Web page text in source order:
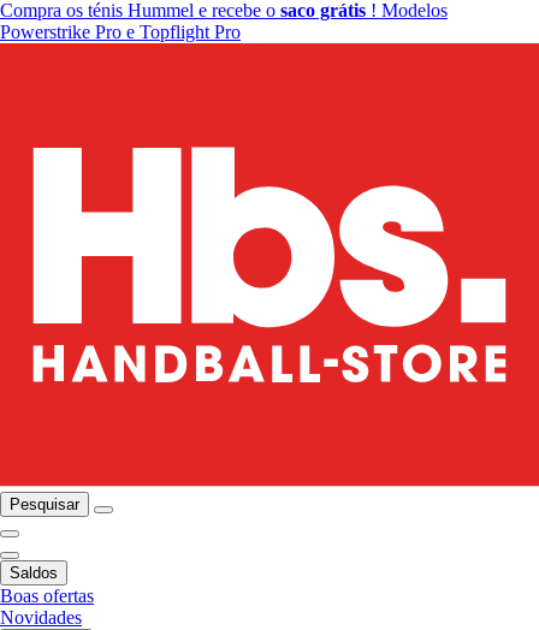
Compra os ténis Hummel e recebe o saco grátis ! Modelos
Powerstrike Pro e Topflight Pro
Pesquisar
Saldos
Boas ofertas
Novidades